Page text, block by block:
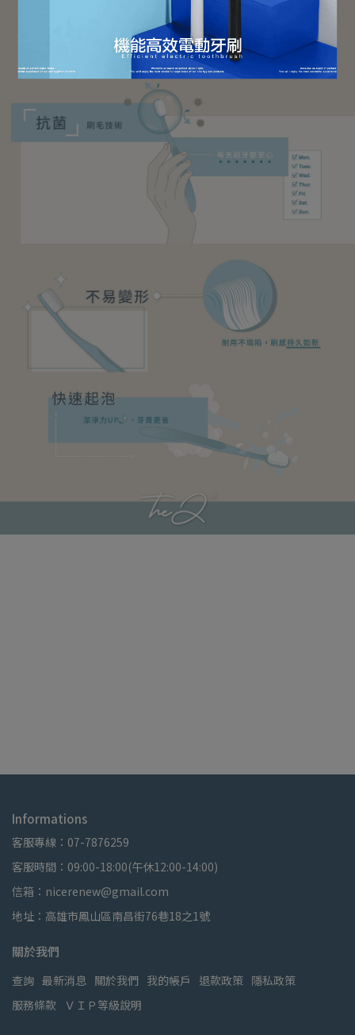
Informations
客服專線：07-7876259
客服時間：09:00-18:00(午休12:00-14:00)
信箱：nicerenew@gmail.com
地址：高雄市鳳山區南昌街76巷18之1號
關於我們
查詢 最新消息 關於我們 我的帳戶 退款政策 隱私政策
服務條款
ＶＩＰ等級說明